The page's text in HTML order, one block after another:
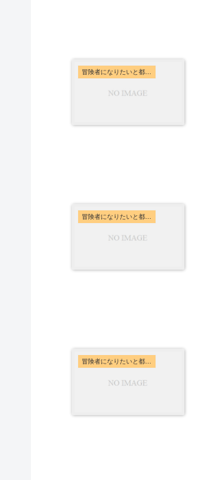
冒険者になりたいと都に出て行った娘がSランクになってた